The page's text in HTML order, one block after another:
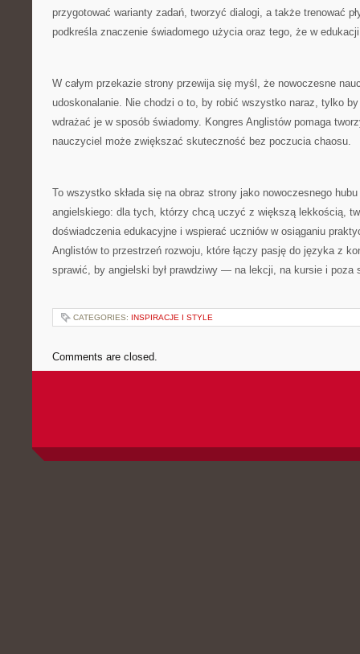
przygotować warianty zadań, tworzyć dialogi, a także trenować
podkreśla znaczenie świadomego użycia oraz tego, że w
W całym przekazie strony przewija się myśl, że nowoczesne
udoskonalanie. Nie chodzi o to, by robić wszystko naraz, tylko
wdrażać je w sposób świadomy. Kongres Anglistów pomaga
nauczyciel może zwiększać skuteczność bez poczucia chaosu.
To wszystko składa się na obraz strony jako nowoczesnego
angielskiego: dla tych, którzy chcą uczyć z większą lekkością,
doświadczenia edukacyjne i wspierać uczniów w osiąganiu
Anglistów to przestrzeń rozwoju, które łączy pasję do języka z
sprawić, by angielski był prawdziwy — na lekcji, na kursie i poza
CATEGORIES: INSPIRACJE I STYLE
Comments are closed.